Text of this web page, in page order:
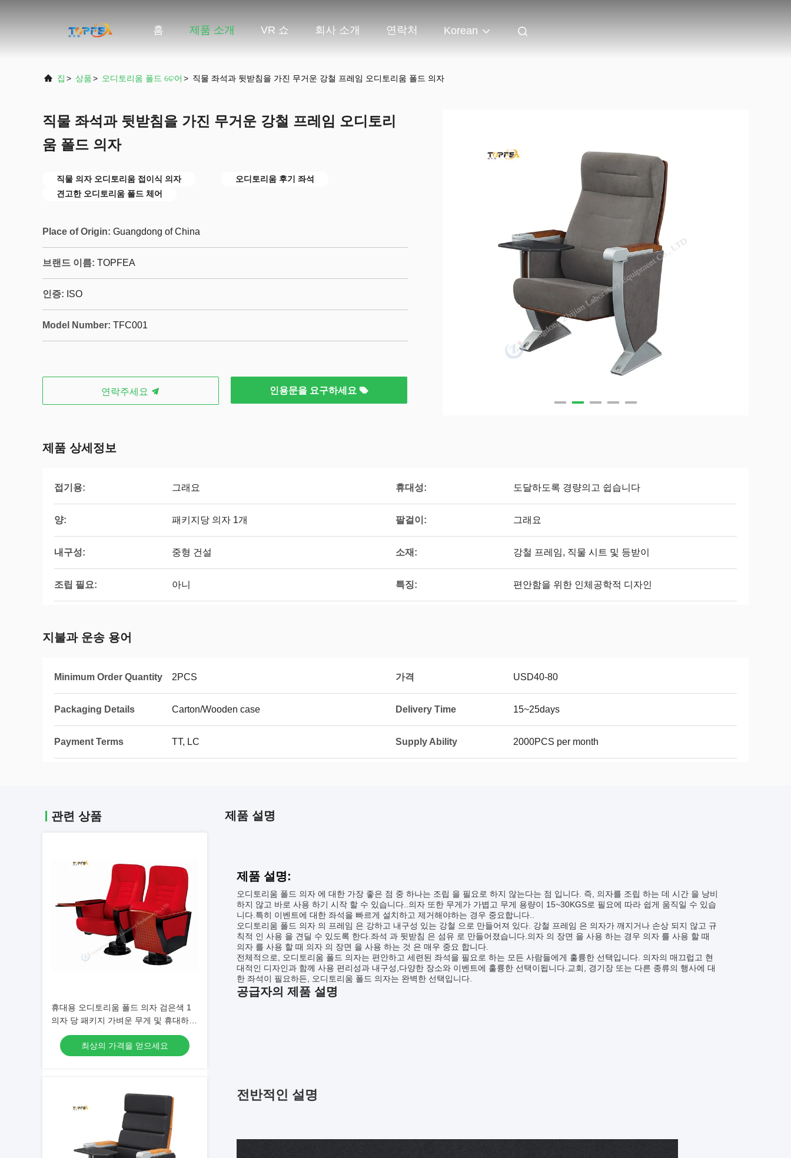
홈 제품 소개 VR 쇼 회사 소개 연락처 Korean
집 > 상품> 오디토리움 폴드 ଚେ어 > 직물 좌석과 뒷받침을 가진 무거운 강철 프레임 오디토리움 폴드 의자
직물 좌석과 뒷받침을 가진 무거운 강철 프레임 오디토리
움 폴드 의자
직물 의자 오디토리움 접이식 의자
오디토리움 후기 좌석
견고한 오디토리움 폴드 체어
Place of Origin: Guangdong of China
브랜드 이름: TOPFEA
인증: ISO
Model Number: TFC001
연락주세요 인용문을 요구하세요
제품 상세정보
접기용: 그래요 휴대성: 도달하도록 경량의고 쉽습니다
양: 패키지당 의자 1개 팔걸이: 그래요
내구성: 중형 건설 소재: 강철 프레임, 직물 시트 및 등받이
조립 필요: 아니 특징: 편안함을 위한 인체공학적 디자인
지불과 운송 용어
Minimum Order Quantity 2PCS 가격 USD40-80
Packaging Details Carton/Wooden case Delivery Time 15~25days
Payment Terms TT, LC Supply Ability 2000PCS per month
관련 상품
휴대용 오디토리움 폴드 의자 검은색 1
의자 당 패키지 가벼운 무게 및 휴대하기
쉽습니다
최상의 가격을 얻으세요
제품 설명
제품 설명:
오디토리움 폴드 의자 에 대한 가장 좋은 점 중 하나는 조립 을 필요로 하지 않는다는 점 입니다. 즉, 의자를 조립 하는 데 시간 을 낭비
하지 않고 바로 사용 하기 시작 할 수 있습니다..의자 또한 무게가 가볍고 무게 용량이 15~30KGS로 필요에 따라 쉽게 움직일 수 있습
니다.특히 이벤트에 대한 좌석을 빠르게 설치하고 제거해야하는 경우 중요합니다..
오디토리움 폴드 의자 의 프레임 은 강하고 내구성 있는 강철 으로 만들어져 있다. 강철 프레임 은 의자가 깨지거나 손상 되지 않고 규
칙적 인 사용 을 견딜 수 있도록 한다.좌석 과 뒷받침 은 섬유 로 만들어졌습니다.의자 의 장면 을 사용 하는 경우 의자 를 사용 할 때
의자 를 사용 할 때 의자 의 장면 을 사용 하는 것 은 매우 중요 합니다.
전체적으로, 오디토리움 폴드 의자는 편안하고 세련된 좌석을 필요로 하는 모든 사람들에게 훌륭한 선택입니다. 의자의 매끄럽고 현
대적인 디자인과 함께 사용 편리성과 내구성,다양한 장소와 이벤트에 훌륭한 선택이됩니다.교회, 경기장 또는 다른 종류의 행사에 대
한 좌석이 필요하든, 오디토리움 폴드 의자는 완벽한 선택입니다.
공급자의 제품 설명
전반적인 설명